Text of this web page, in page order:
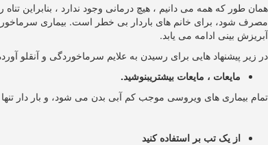
همان طور که همه می دانیم ، هیچ درمانی وجود ندارد ، بنابراین
آبریزش بینی ادامه می یابد.
در زیر پیشنهاد هایی برای رسیدن به علایم سرماخوردگی و آنقلو
مایعات ، مایعات بیشتریبنوشید.
تمام بیماری های ویروسی موجب کم آبی بدن می شود، و بار دار
از یک تب بر استفاده کنید